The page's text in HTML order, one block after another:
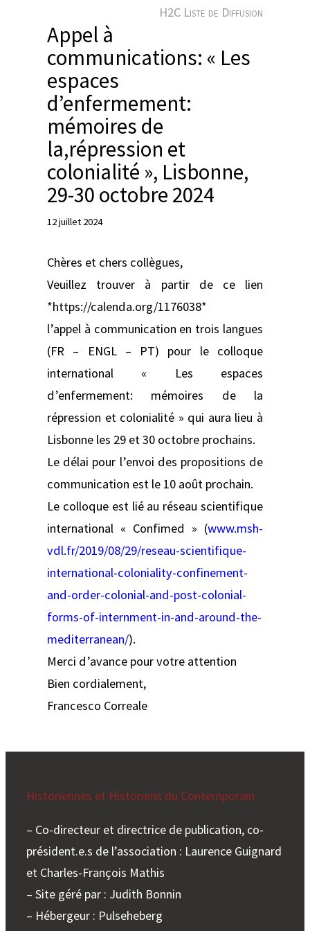
H2C Liste de Diffusion
Appel à
communications: « Les
espaces
d’enfermement:
mémoires de
la,répression et
colonialité », Lisbonne,
29-30 octobre 2024
12 juillet 2024
Chères et chers collègues,
Veuillez trouver à partir de ce lien
*https://calenda.org/1176038*
l’appel à communication en trois langues
(FR – ENGL – PT) pour le colloque
international « Les espaces
d’enfermement: mémoires de la
répression et colonialité » qui aura lieu à
Lisbonne les 29 et 30 octobre prochains.
Le délai pour l’envoi des propositions de
communication est le 10 août prochain.
Le colloque est lié au réseau scientifique
international « Confimed » (www.msh-
vdl.fr/2019/08/29/reseau-scientifique-
international-coloniality-confinement-
and-order-colonial-and-post-colonial-
forms-of-internment-in-and-around-the-
mediterranean/).
Merci d’avance pour votre attention
Bien cordialement,
Francesco Correale
Historiennes et Historiens du Contemporain
– Co-directeur et directrice de publication, co-
président.e.s de l’association : Laurence Guignard
et Charles-François Mathis
– Site géré par : Judith Bonnin
– Hébergeur : Pulseheberg